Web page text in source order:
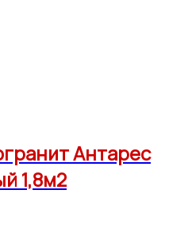
Антарес
1,8м2